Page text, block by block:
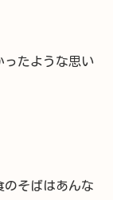
ったような思い
のそばはあんな